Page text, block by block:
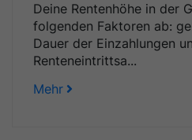
Deine Rentenhöhe in der
folgenden Faktoren ab:
Dauer der Einzahlungen
Renteneintrittsa...
Mehr